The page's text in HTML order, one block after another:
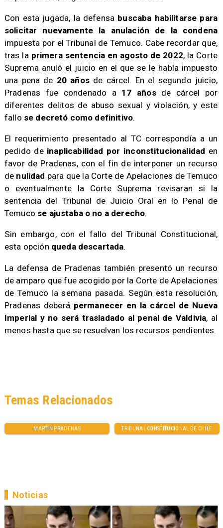
Con esta jugada, la defensa buscaba habilitarse para
solicitar nuevamente la anulación de la condena
impuesta por el Tribunal de Temuco. Cabe recordar que,
tras laprimera sentencia en agosto de 2022, la Corte
Suprema anuló el juicio en el que se le había impuesto
una pena de 20 años de cárcel. En el segundo juicio,
Pradenas fue condenado a17 añosde cárcel por
diferentes delitos de abuso sexual y violación, y este
fallo se decretó como definitivo.
El requerimiento presentado al TC correspondía a un
pedido deinaplicabilidad por inconstitucionalidad en
favor de Pradenas, con el fin de interponer un recurso
de nulidad para que la Corte de Apelaciones de Temuco
o eventualmente la Corte Suprema revisaran si la
sentencia del Tribunal de Juicio Oral en lo Penal de
Temuco se ajustaba o no a derecho.
Sin embargo, con el fallo del Tribunal Constitucional,
esta opción queda descartada.
La defensa de Pradenas también presentó un recurso
de amparo que fue acogido por la Corte de Apelaciones
de Temuco la semana pasada. Según esta resolución,
Pradenas deberá permanecer en la cárcel de Nueva
Imperial y no será trasladado al penal de Valdivia, al
menos hasta que se resuelvan los recursos pendientes.
MARTÍN PRADENAS TRIBUNAL CONSTITUCIONAL DE CHILE
Temas Relacionados
Noticias